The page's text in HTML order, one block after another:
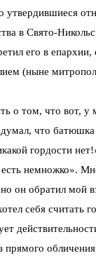
утвердившиеся
в Свято-
его в
(ныне
о том, что вот, у
думал, что
гордости
немножко».
он обратил мой
себя считать
прямого